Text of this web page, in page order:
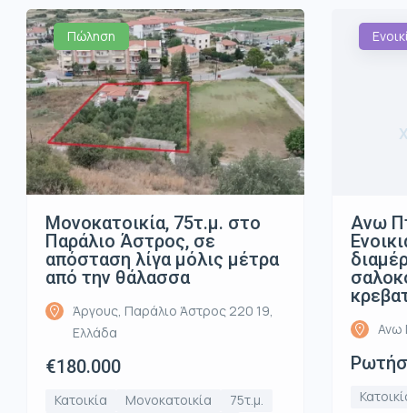
Πώληση
Μονοκατοικία, 75τ.μ. στο
Παράλιο Άστρος, σε
απόσταση λίγα μόλις μέτρα
από την θάλασσα
Άργους, Παράλιο Άστρος 220 19,
Ελλάδα
€180.000
Κατοικία Μονοκατοικία
75τ.μ.
Ανω
Ανω